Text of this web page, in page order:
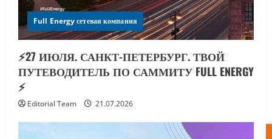
Full Energy сетевая компания
⚡️27 ИЮЛЯ. САНКТ-ПЕТЕРБУРГ. ТВОЙ
ПУТЕВОДИТЕЛЬ ПО САММИТУ FULL ENERGY
⚡️
Editorial Team 21.07.2026